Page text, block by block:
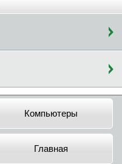
Компьютеры
Главная